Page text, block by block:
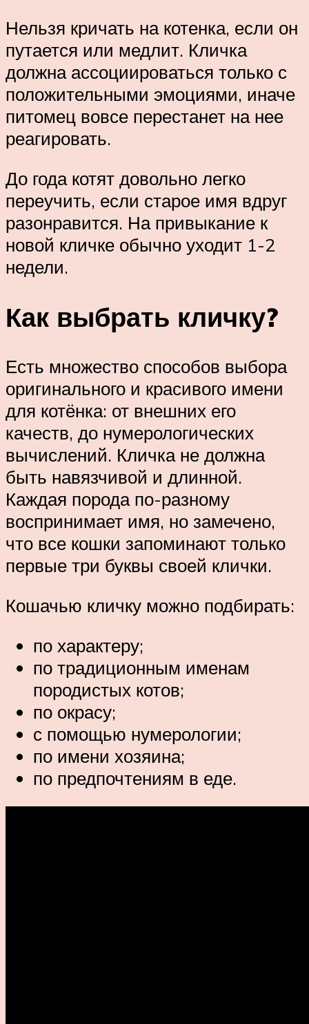
Нельзя кричать на котенка, если он
путается или медлит. Кличка
должна ассоциироваться только с
положительными эмоциями, иначе
питомец вовсе перестанет на нее
реагировать.
До года котят довольно легко
переучить, если старое имя вдруг
разонравится. На привыкание к
новой кличке обычно уходит 1-2
недели.
Как выбрать кличку?
Есть множество способов выбора
оригинального и красивого имени
для котёнка: от внешних его
качеств, до нумерологических
вычислений. Кличка не должна
быть навязчивой и длинной.
Каждая порода по-разному
воспринимает имя, но замечено,
что все кошки запоминают только
первые три буквы своей клички.
Кошачью кличку можно подбирать:
по характеру;
по традиционным именам
породистых котов;
по окрасу;
с помощью нумерологии;
по имени хозяина;
по предпочтениям в еде.